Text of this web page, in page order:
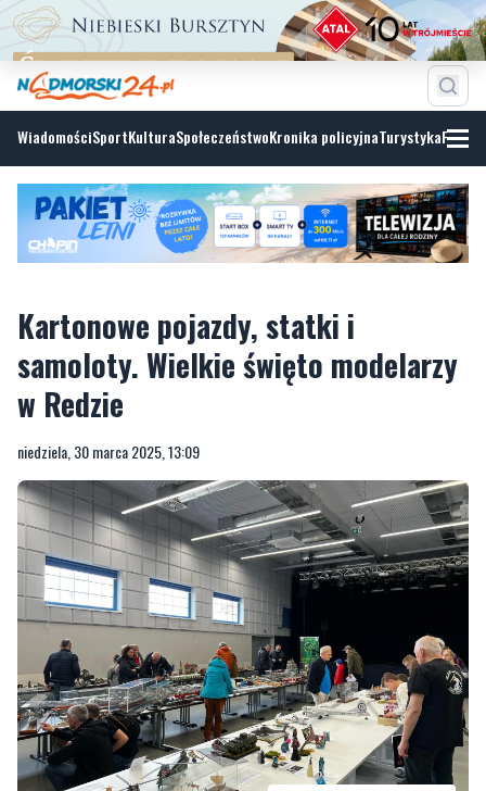
WiadomościSportKulturaSpołeczeństwoKronika policyjnaTurystyka
Kartonowe pojazdy, statki i
w Redzie
niedziela, 30 marca 2025, 13:09
FOT. JAKUB SZUMILAS/NORDA FM
W Redzie odbyła się czwarta edycja Festiwalu Modeli Kartonowych.